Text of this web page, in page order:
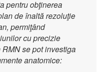
pentru obţinerea
de înaltă rezoluţie
permiţând
cu precizie
se pot investiga
anatomice: